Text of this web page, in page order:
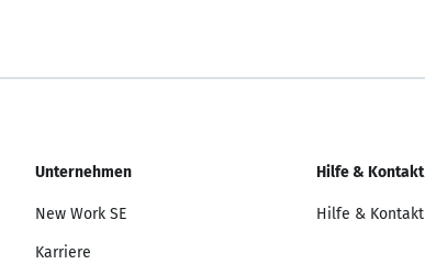
Unternehmen
New Work SE
Karriere
Hilfe & Kontakt
Hilfe & Kontakt